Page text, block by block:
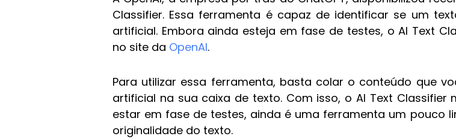
Classifier. Essa ferramenta é capaz de identificar se um
artificial. Embora ainda esteja em fase de testes, o AI Text
no site da OpenAI.
Para utilizar essa ferramenta, basta colar o conteúdo que
artificial na sua caixa de texto. Com isso, o AI Text
estar em fase de testes, ainda é uma ferramenta um pouco
originalidade do texto.